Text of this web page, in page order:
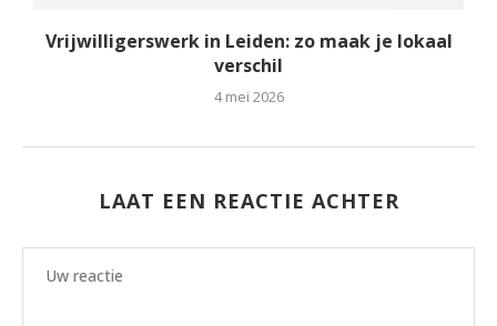
Vrijwilligerswerk in Leiden: zo maak je lokaal
verschil
4 mei 2026
LAAT EEN REACTIE ACHTER